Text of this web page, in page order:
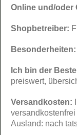
Online und/oder
Shopbetreiber:
Besonderheiten:
Ich bin der
preiswert,
Versandkosten:
versandkostenfrei
Ausland: nach